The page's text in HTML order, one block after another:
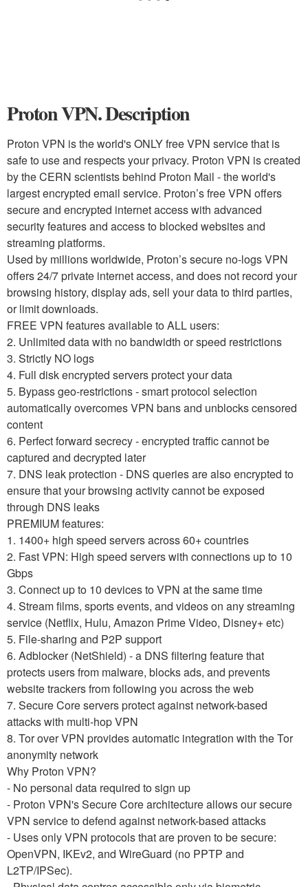
Proton VPN. Description
Proton VPN is the world's ONLY free VPN service that is
safe to use and respects your privacy. Proton VPN is created
by the CERN scientists behind Proton Mail - the world's
largest encrypted email service. Proton’s free VPN offers
secure and encrypted internet access with advanced
security features and access to blocked websites and
streaming platforms.
Used by millions worldwide, Proton’s secure no-logs VPN
offers 24/7 private internet access, and does not record your
browsing history, display ads, sell your data to third parties,
or limit downloads.
FREE VPN features available to ALL users:
2. Unlimited data with no bandwidth or speed restrictions
3. Strictly NO logs
4. Full disk encrypted servers protect your data
5. Bypass geo-restrictions - smart protocol selection
automatically overcomes VPN bans and unblocks censored
content
6. Perfect forward secrecy - encrypted traffic cannot be
captured and decrypted later
7. DNS leak protection - DNS queries are also encrypted to
ensure that your browsing activity cannot be exposed
through DNS leaks
PREMIUM features:
1. 1400+ high speed servers across 60+ countries
2. Fast VPN: High speed servers with connections up to 10
Gbps
3. Connect up to 10 devices to VPN at the same time
4. Stream films, sports events, and videos on any streaming
service (Netflix, Hulu, Amazon Prime Video, Disney+ etc)
5. File-sharing and P2P support
6. Adblocker (NetShield) - a DNS filtering feature that
protects users from malware, blocks ads, and prevents
website trackers from following you across the web
7. Secure Core servers protect against network-based
attacks with multi-hop VPN
8. Tor over VPN provides automatic integration with the Tor
anonymity network
Why Proton VPN?
- No personal data required to sign up
- Proton VPN's Secure Core architecture allows our secure
VPN service to defend against network-based attacks
- Uses only VPN protocols that are proven to be secure:
OpenVPN, IKEv2, and WireGuard (no PPTP and
L2TP/IPSec).